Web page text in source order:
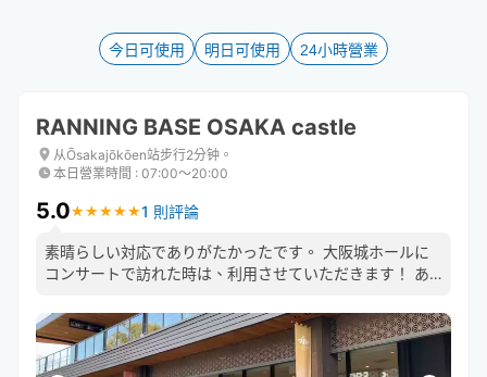
keyboard
shortcuts
for
changing
dates.
key
to
keyboard
shortcuts
for
changing
dates.
今日可使用 明日可使用 24小時營業
RANNING BASE OSAKA castle
从Ōsakajōkōen站步行2分钟。
本日營業時間 : 07:00〜20:00
5.0★ ★ ★ ★ ★
★ ★ ★ ★ ★1 則評論
素晴らしい対応でありがたかったです。 大阪城ホールに
コンサートで訪れた時は、利用させていただきます！ あ